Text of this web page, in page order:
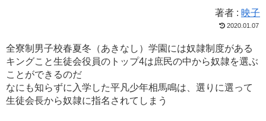
著者 : 映子
2020.01.07
全寮制男子校春夏冬（あきなし）学園には奴隷制度がある
キングこと生徒会役員のトップ4は庶民の中から奴隷を選ぶ
ことができるのだ
なにも知らずに入学した平凡少年相馬鳴は、選りに選って
生徒会長から奴隷に指名されてしまう